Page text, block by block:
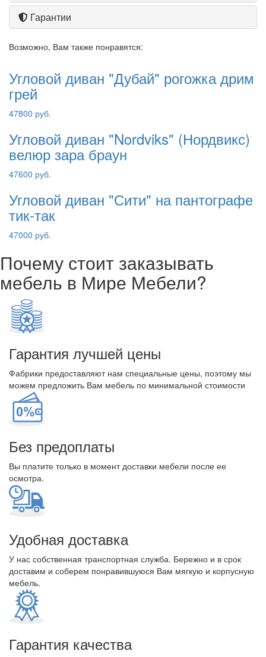
Гарантии
Возможно, Вам также понравятся:
Угловой диван "Дубай" рогожка дрим
грей
47800 руб.
Угловой диван "Nordviks" (Нордвикс)
велюр зара браун
47600 руб.
Угловой диван "Сити" на пантографе
тик-так
47000 руб.
Почему стоит заказывать
мебель в Мире Мебели?
Гарантия лучшей цены
Фабрики предоставляют нам специальные цены, поэтому мы
можем предложить Вам мебель по минимальной стоимости
Без предоплаты
Вы платите только в момент доставки мебели после ее
осмотра.
Удобная доставка
У нас собственная транспортная служба. Бережно и в срок
доставим и соберем понравившуюся Вам мягкую и корпусную
мебель.
Гарантия качества